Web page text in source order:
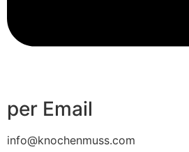
per Email
info@knochenmuss.com